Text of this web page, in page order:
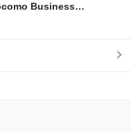
Business